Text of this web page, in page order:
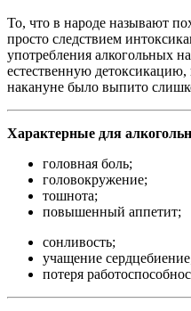
То, что в народе называют
просто следствием
употребления алкогольных
естественную детоксикацию,
накануне было выпито
Характерные для
головная боль;
головокружение;
тошнота;
повышенный аппетит;
сонливость;
учащение
потеря